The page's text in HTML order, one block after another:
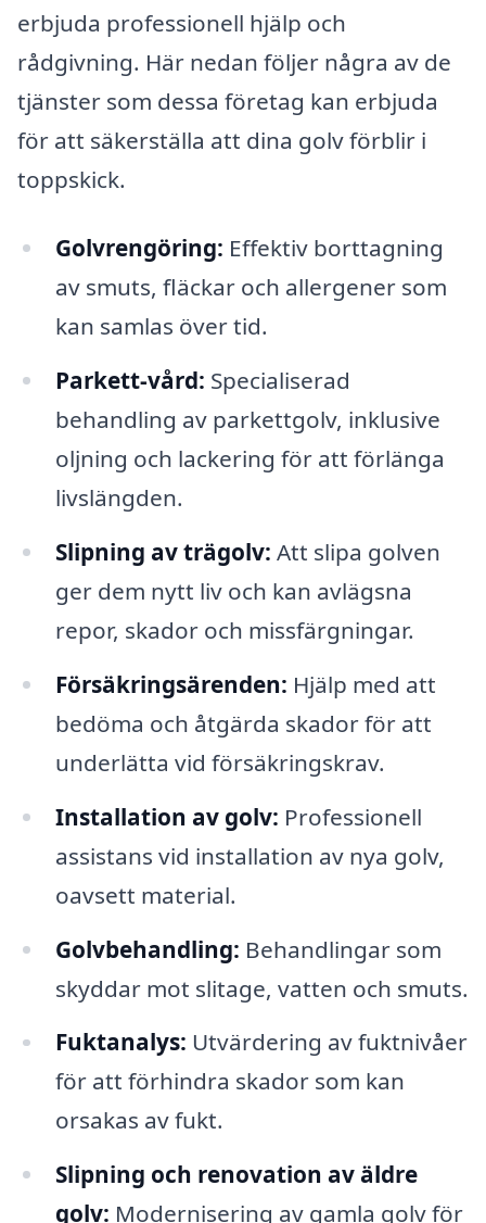
erbjuda professionell hjälp och
rådgivning. Här nedan följer några av de
tjänster som dessa företag kan erbjuda
för att säkerställa att dina golv förblir i
toppskick.
Golvrengöring: Effektiv borttagning
av smuts, fläckar och allergener som
kan samlas över tid.
Parkett-vård: Specialiserad
behandling av parkettgolv, inklusive
oljning och lackering för att förlänga
livslängden.
Slipning av trägolv: Att slipa golven
ger dem nytt liv och kan avlägsna
repor, skador och missfärgningar.
Försäkringsärenden: Hjälp med att
bedöma och åtgärda skador för att
underlätta vid försäkringskrav.
Installation av golv: Professionell
assistans vid installation av nya golv,
oavsett material.
Golvbehandling: Behandlingar som
skyddar mot slitage, vatten och smuts.
Fuktanalys: Utvärdering av fuktnivåer
för att förhindra skador som kan
orsakas av fukt.
Slipning och renovation av äldre
golv: Modernisering av gamla golv för